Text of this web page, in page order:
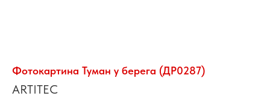
Фотокартина Туман у берега (ДР0287)
ARTITEC